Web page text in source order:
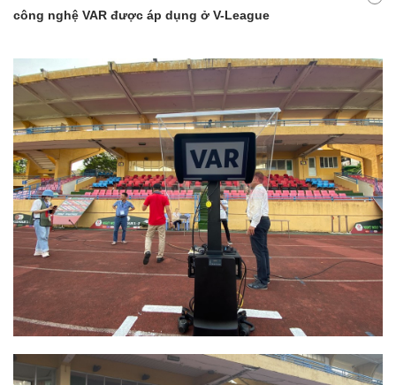
công nghệ VAR được áp dụng ở V-League